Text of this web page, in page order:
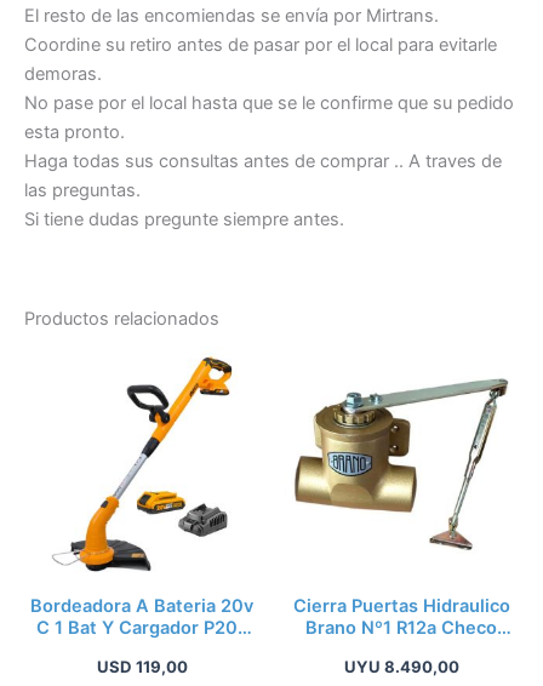
El resto de las encomiendas se envía por Mirtrans.
Coordine su retiro antes de pasar por el local para evitarle
demoras.
No pase por el local hasta que se le confirme que su pedido
esta pronto.
Haga todas sus consultas antes de comprar .. A traves de
las preguntas.
Si tiene dudas pregunte siempre antes.
Productos relacionados
Bordeadora A Bateria 20v
C 1 Bat Y Cargador P20s
USD 119,00
Cierra Puertas Hidraulico
Brano Nº1 R12a Checo
UYU 8.490,00